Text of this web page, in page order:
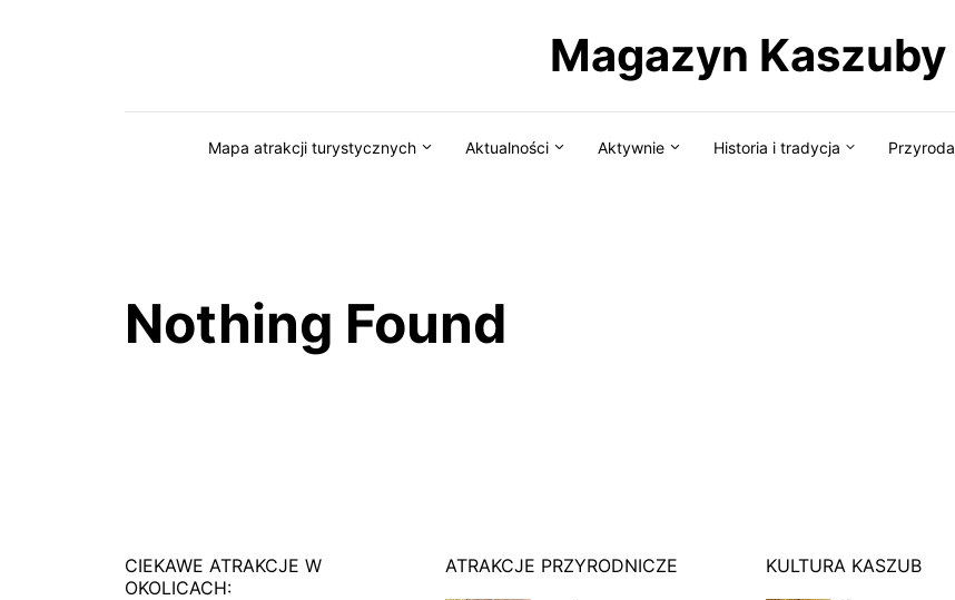
Magazyn Kaszuby
Mapa atrakcji turystycznych Aktualności Aktywnie Historia i tradycja Przyroda
Nothing Found
CIEKAWE ATRAKCJE W
OKOLICACH:
ATRAKCJE PRZYRODNICZE KULTURA KASZUB